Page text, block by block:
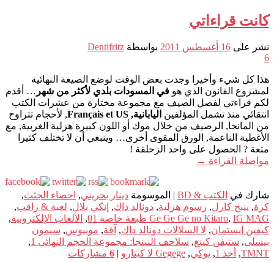
كانت قراءاتي
نشر على 16 أغسطس 2011 بواسطة Dentifritz
6
هذا كل شيء وأخيرا وجدت بعض الوقت لوضع الصيغة النهائية
لمشروع القانون الذي هو في المسودات بلدي لأكثر من شهر … أقدم
لكم قراءتي لفصل الصيف مع مجموعة مختارة من عشرات الكتب
انتقائي منذ تشمل المؤلفين اليابانية, Français et US
, لأحجام تتراوح
من المانجا, الرصيف من خلال موك أو اللون كبيرة هزلية الغربية, مع
الأغطية الناعمة, الورق المقوى أخرى… وينبغي أن لا تختلف كثيرا
متعة ? الحصول على واحد الزحلقة !
مواصلة القراءة →
شارك في الكتب & BD الموسومة دينار بحريني, احصاء الجثث,
كرة, ينبح كارل, رسوم هزلية, دونالد داك, إنكي بلال, لعبة & راقب,
Ge Ge Ge no Kitaro, IG MAG طبعة خاصة 01 , الألعاب الإلكترونية,
كيفين إيستمان, لا السلالات دونالد داك, آفة, موبيوس, سيمون
بيسلي, ستيفن كينغ, سلاحف النينجا: مجموعة الحجم النهائي 1
,
TMNT
, أخذ 1 , يوكي, Gegege لا كيتارو 6 مشاركات